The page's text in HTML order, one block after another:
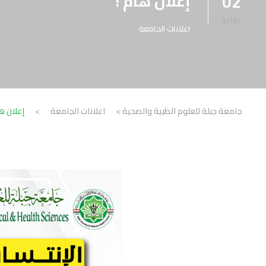
اعلانات الجامعة
جامعة جبلة للعلوم الطبية والصحية> اعلانات الجامعة > إعلان